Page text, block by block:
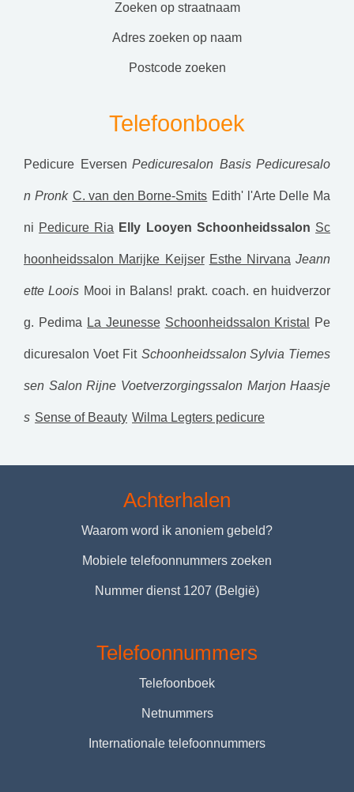
zoeken op straatnaam
adres zoeken op naam
postcode zoeken
Telefoonboek
Pedicure Eversen Pedicuresalon Basis Pedicuresalo
n Pronk C. van den Borne-Smits Edith' l'Arte Delle Ma
ni Pedicure Ria Elly Looyen Schoonheidssalon Sc
hoonheidssalon Marijke Keijser Esthe Nirvana Jeann
ette Loois Mooi in Balans! prakt. coach. en huidverzor
g. Pedima La Jeunesse Schoonheidssalon Kristal Pe
dicuresalon Voet Fit Schoonheidssalon Sylvia Tiemes
sen Salon Rijne Voetverzorgingssalon Marjon Haasje
s Sense of Beauty Wilma Legters pedicure
Achterhalen
Waarom word ik anoniem gebeld?
Mobiele telefoonnummers zoeken
Nummer dienst 1207 (België)
Telefoonnummers
Telefoonboek
Netnummers
Internationale telefoonnummers